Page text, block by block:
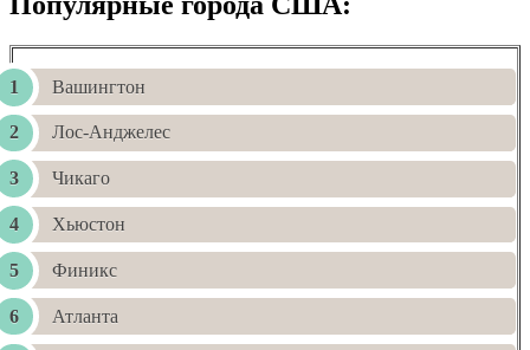
Вашингтон
Лос-Анджелес
Чикаго
Хьюстон
Финикс
Атланта